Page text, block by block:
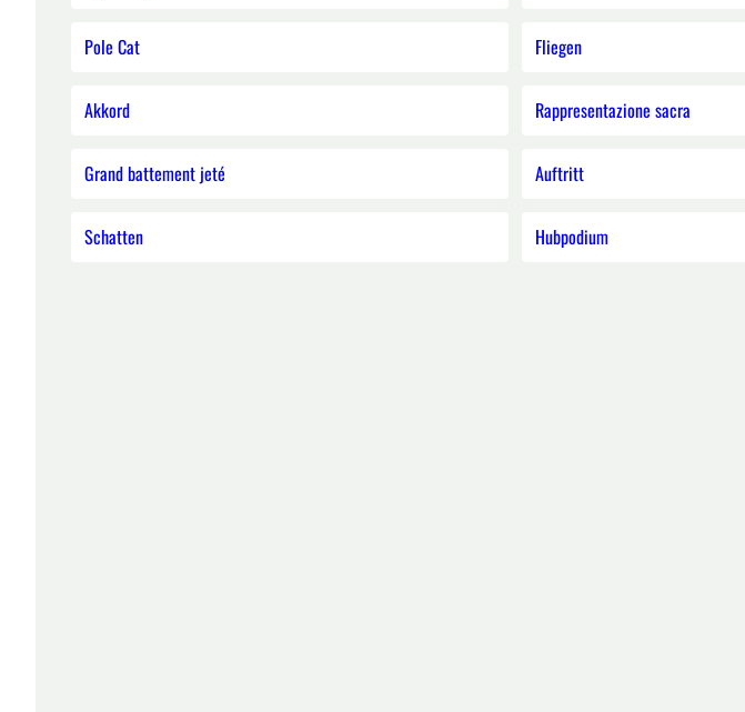
Pole Cat Fliegen
Akkord Rappresentazione sacra
Grand battement jeté Auftritt
Schatten Hubpodium